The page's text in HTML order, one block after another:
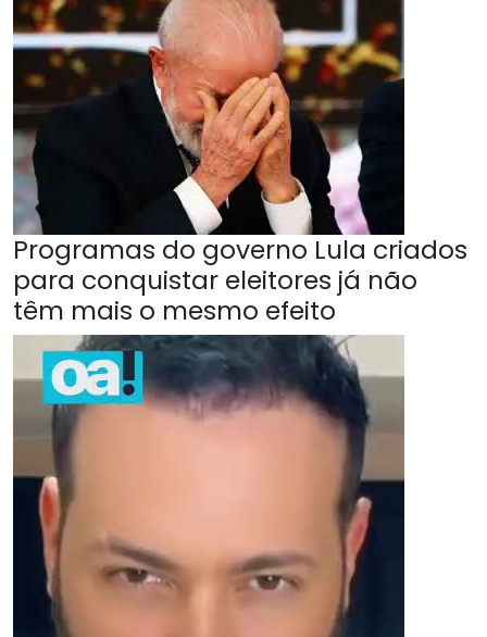
Programas do governo Lula criados
para conquistar eleitores já não
têm mais o mesmo efeito